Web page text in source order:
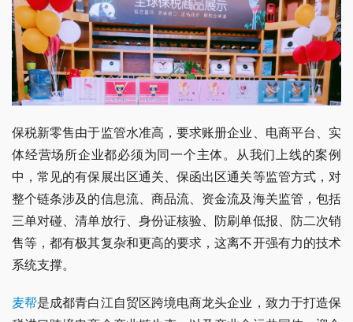
保税新零售由于监管水准高，要求账册企业、电商平台、实
体经营场所企业都必须为同一个主体。从我们上线的案例
中，常见的有保展出区通关、保函出区通关等监管方式，对
整个链条涉及的信息流、商品流、资金流及海关监管，包括
三单对碰、清单放行、身份证核验、防刷单低报、防二次销
售等，都有极其复杂和更高的要求，这离不开强有力的技术
系统支撑。
麦帮是成都青白江自贸区跨境电商龙头企业，致力于打造保